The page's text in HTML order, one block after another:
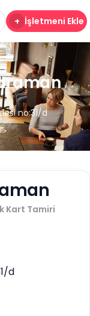
+ İşletmeni Ekle
no:31/d
Kart Tamiri
d